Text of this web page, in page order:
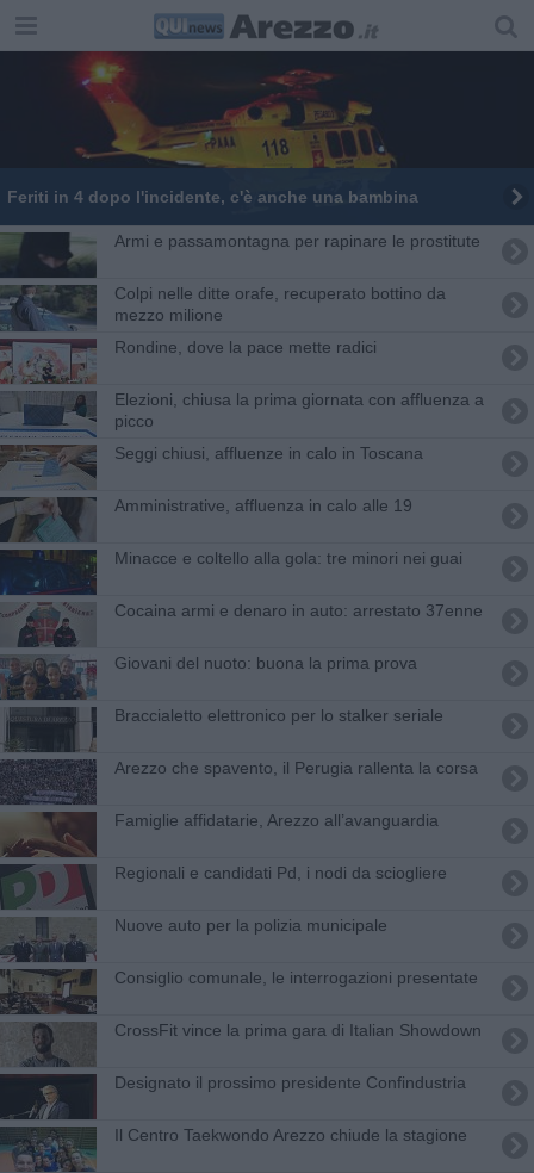
Feriti in 4 dopo l'incidente, c'è anche una bambina
Armi e passamontagna per rapinare le prostitute
​Colpi nelle ditte orafe, recuperato bottino da
mezzo milione
Rondine, dove la pace mette radici
Elezioni, chiusa la prima giornata con affluenza a
picco
Seggi chiusi, affluenze in calo in Toscana
Amministrative, affluenza in calo alle 19
Minacce e coltello alla gola: tre minori nei guai
Cocaina armi e denaro in auto: arrestato 37enne
Giovani del nuoto: buona la prima prova
Braccialetto elettronico per lo stalker seriale
Arezzo che spavento, il Perugia rallenta la corsa
Famiglie affidatarie, Arezzo all’avanguardia
Regionali e candidati Pd, i nodi da sciogliere
Nuove auto per la polizia municipale
Consiglio comunale, le interrogazioni presentate
CrossFit vince la prima gara di Italian Showdown
Designato il prossimo presidente Confindustria
Il Centro Taekwondo Arezzo chiude la stagione